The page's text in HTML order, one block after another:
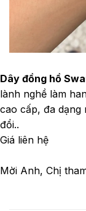
Dây đồng hồ
lành nghề làm
cao cấp, đa dạng
đổi..
Giá liên hệ
Mời Anh, Chị